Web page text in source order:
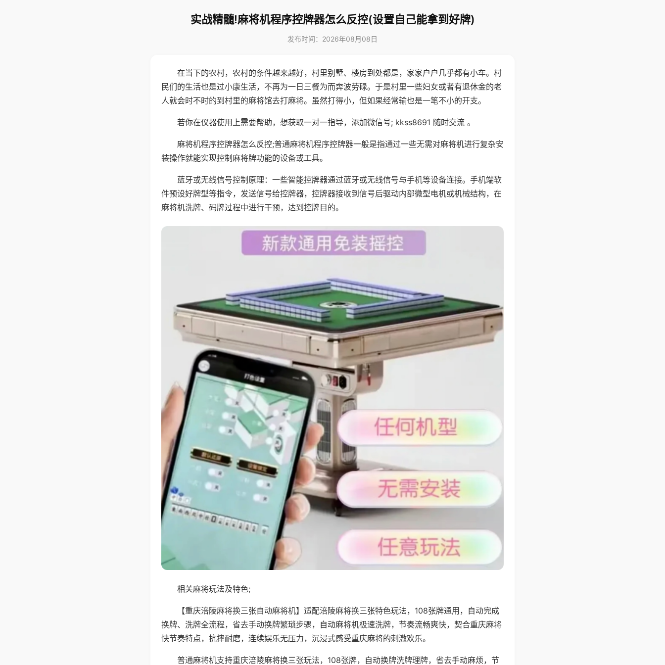
实战精髓!麻将机程序控牌器怎么反控(设置自己能拿到好牌)
发布时间：2026年08月08日
在当下的农村，农村的条件越来越好，村里别墅、楼房到处都是，家家户户几乎都有小车。村
民们的生活也是过小康生活，不再为一日三餐为而奔波劳碌。于是村里一些妇女或者有退休金的老
人就会时不时的到村里的麻将馆去打麻将。虽然打得小，但如果经常输也是一笔不小的开支。
若你在仪器使用上需要帮助，想获取一对一指导，添加微信号; kkss8691 随时交流 。
麻将机程序控牌器怎么反控;普通麻将机程序控牌器一般是指通过一些无需对麻将机进行复杂安
装操作就能实现控制麻将牌功能的设备或工具。
蓝牙或无线信号控制原理：一些智能控牌器通过蓝牙或无线信号与手机等设备连接。手机端软
件预设好牌型等指令，发送信号给控牌器，控牌器接收到信号后驱动内部微型电机或机械结构，在
麻将机洗牌、码牌过程中进行干预，达到控牌目的。
相关麻将玩法及特色;
【重庆涪陵麻将换三张自动麻将机】适配涪陵麻将换三张特色玩法，108张牌通用，自动完成
换牌、洗牌全流程，省去手动换牌繁琐步骤，自动麻将机极速洗牌，节奏流畅爽快，契合重庆麻将
快节奏特点，抗摔耐磨，连续娱乐无压力，沉浸式感受重庆麻将的刺激欢乐。
普通麻将机支持重庆涪陵麻将换三张玩法，108张牌，自动换牌洗牌理牌，省去手动麻烦，节